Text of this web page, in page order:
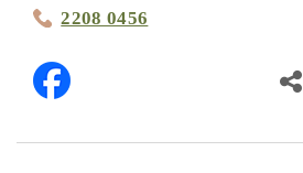
2208 0456